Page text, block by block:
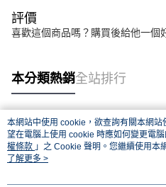
評價
喜歡這個商品嗎？購買後給他一個
本分類熱銷全站排行
熱門標籤
本網站中使用 cookie，欲查詢有關本網
望在電腦上使用 cookie 時應如何變更電
權條款 」之 Cookie 聲明。您繼續使用本
用條款之 Cookie 聲明使用 cookie。
了解更多 >